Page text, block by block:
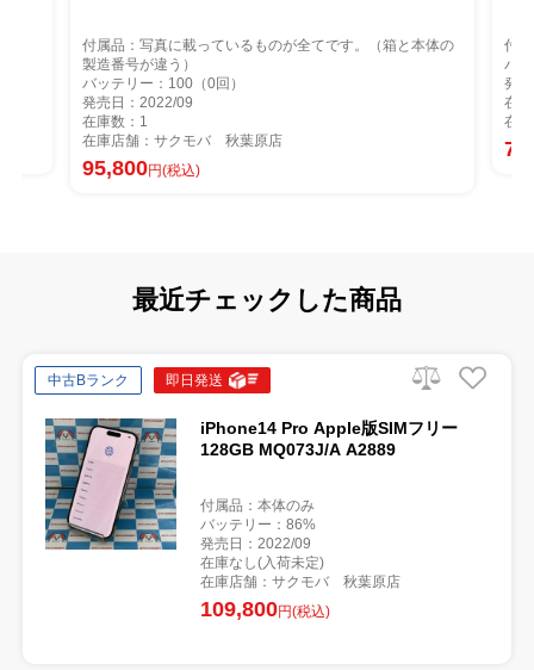
付属品：写真に載っているものが全てです。（箱と本体の
製造番号が違う）
バッテリー：100（0回）
発売日：2022/09
在庫数：1
在庫店舗：サクモバ 秋葉原店
95,800円(税込)
付
バ
発
在
在
最近チェックした商品
中古Bランク 即日発送
iPhone14 Pro Apple版SIMフリー
128GB MQ073J/A A2889
付属品：本体のみ
バッテリー：86%
発売日：2022/09
在庫なし(入荷未定)
在庫店舗：サクモバ 秋葉原店
109,800円(税込)